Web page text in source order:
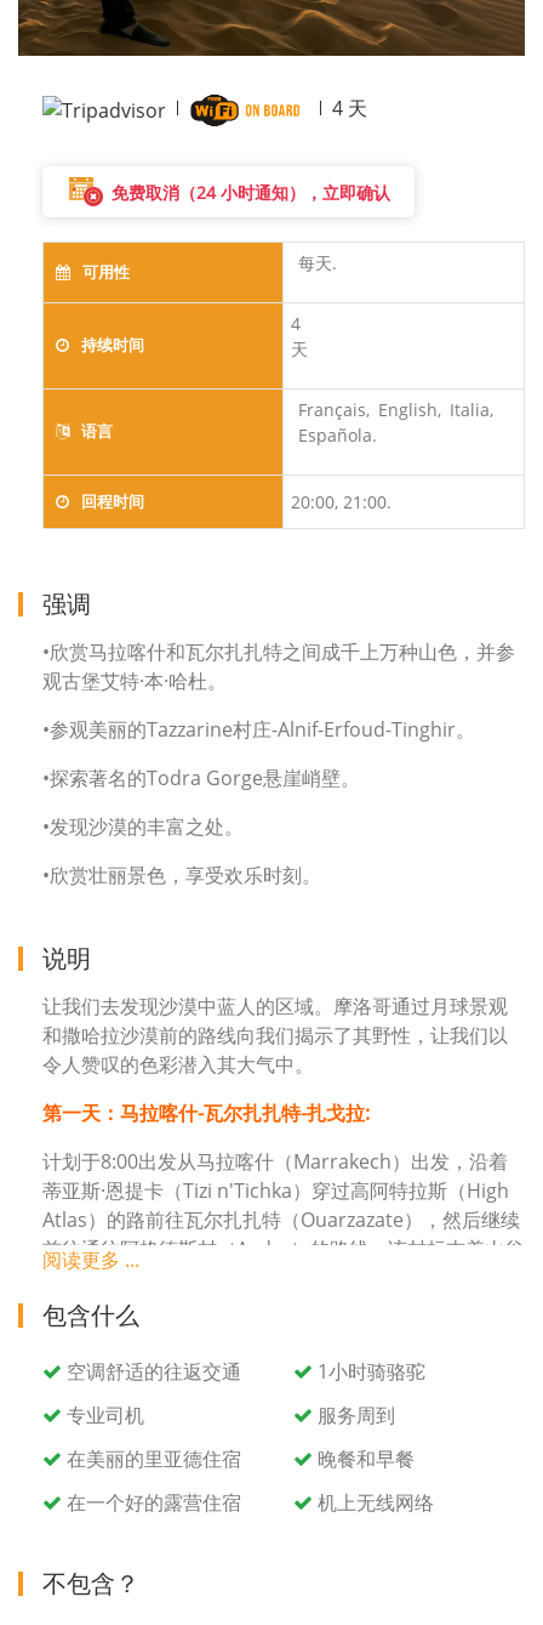
4 天
免费取消（24 小时通知），立即确认
可用性 每天.
持续时间
4
天
语言
Français, English, Italia,
Española.
回程时间 20:00, 21:00.
强调
•欣赏马拉喀什和瓦尔扎扎特之间成千上万种山色，并参
观古堡艾特·本·哈杜。
•参观美丽的Tazzarine村庄-Alnif-Erfoud-Tinghir。
•探索著名的Todra Gorge悬崖峭壁。
•发现沙漠的丰富之处。
•欣赏壮丽景色，享受欢乐时刻。
说明
让我们去发现沙漠中蓝人的区域。摩洛哥通过月球景观
和撒哈拉沙漠前的路线向我们揭示了其野性，让我们以
令人赞叹的色彩潜入其大气中。
第一天：马拉喀什-瓦尔扎扎特-扎戈拉:
计划于8:00出发从马拉喀什（Marrakech）出发，沿着
蒂亚斯·恩提卡（Tizi n'Tichka）穿过高阿特拉斯（High
Atlas）的路前往瓦尔扎扎特（Ouarzazate），然后继续
前往通往阿格德斯村（Agdez）的路线，该村标志着山谷
的源头从德拉（Draa）起，那里有6个棕榈树林，穿过月
球景观和撒哈拉沙漠之前的路线，通往萨戈拉
（Zagora），萨戈拉是萨阿迪亚王朝的故乡。您将度过
旅行的第一夜。
在Zagora的自助晚餐中享用晚餐和通宵。
第2天：Zagora-Erfoud-Merzouga:
沿着N'Kob，Mellal，Tazzarine和Alnif的棕榈树林经过
梅尔祖卡（Merzouga）的露营地享用晚餐和通宵住宿，
欣赏著名的梅尔祖卡（Merzouga）沙丘日出时的全景
阅读更多 ...
包含什么
空调舒适的往返交通
专业司机
在美丽的里亚德住宿
在一个好的露营住宿
1小时骑骆驼
服务周到
晚餐和早餐
机上无线网络
不包含？